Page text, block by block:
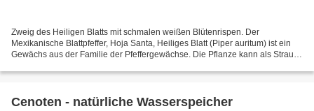
Zweig des Heiligen Blatts mit schmalen weißen Blütenrispen. Der
Mexikanische Blattpfeffer, Hoja Santa, Heiliges Blatt (Piper auritum) ist ein
Gewächs aus der Familie der Pfeffergewächse. Die Pflanze kann als Strauch
Cenoten - natürliche Wasserspeicher